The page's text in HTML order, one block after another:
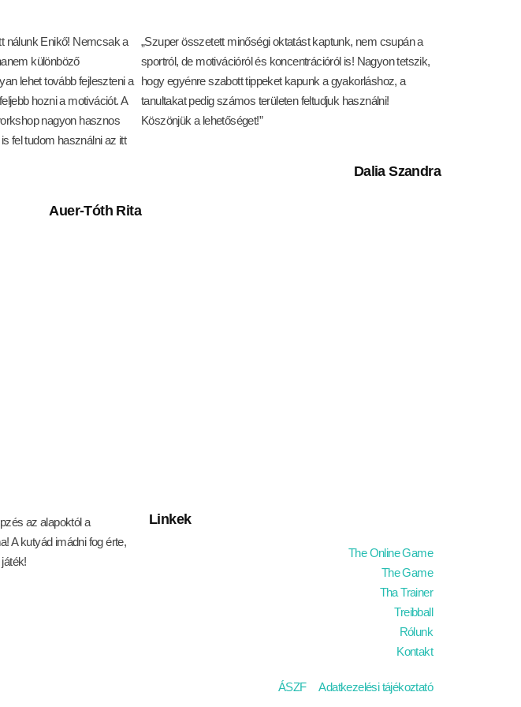
nálunk Enikő! Nemcsak a
különböző
lehet tovább fejleszteni a
hozni a motivációt. A
nagyon hasznos
fel tudom használni az itt
Auer-Tóth Rita
„Szuper összetett minőségi oktatást kaptunk, nem csupán a
sportról, de motivációról és koncentrációról is! Nagyon tetszik,
hogy egyénre szabott tippeket kapunk a gyakorláshoz, a
tanultakat pedig számos területen feltudjuk használni!
Köszönjük a lehetőséget!”
Dalia Szandra
az alapoktól a
A kutyád imádni fog érte,
Linkek
The Online Game
The Game
Tha Trainer
Treibball
Rólunk
Kontakt
ÁSZF Adatkezelési tájékoztató